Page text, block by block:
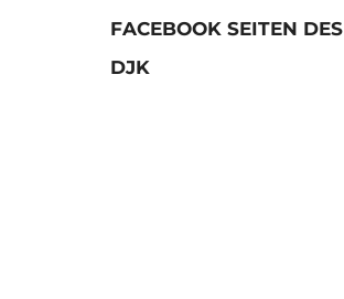
FACEBOOK SEITEN DES
DJK